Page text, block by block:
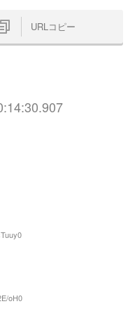
URLコピー
oH0